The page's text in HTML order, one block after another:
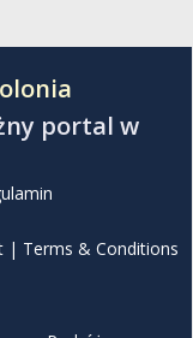
portal w
| Terms & Conditions